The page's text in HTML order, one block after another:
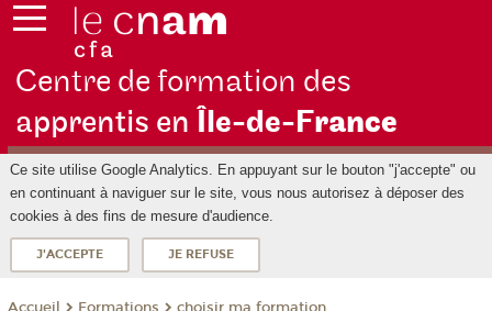
Centre de formation des
apprentis en Île-de-France
Ce site utilise Google Analytics. En appuyant sur le bouton "j'accepte" ou
en continuant à naviguer sur le site, vous nous autorisez à déposer des
cookies à des fins de mesure d'audience.
J'ACCEPTE JE REFUSE